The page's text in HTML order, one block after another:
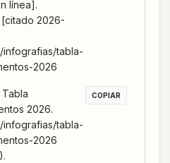
línea].
[citado 2026-
infografias/tabla-
2026
2026.
infografias/tabla-
2026
COPIAR